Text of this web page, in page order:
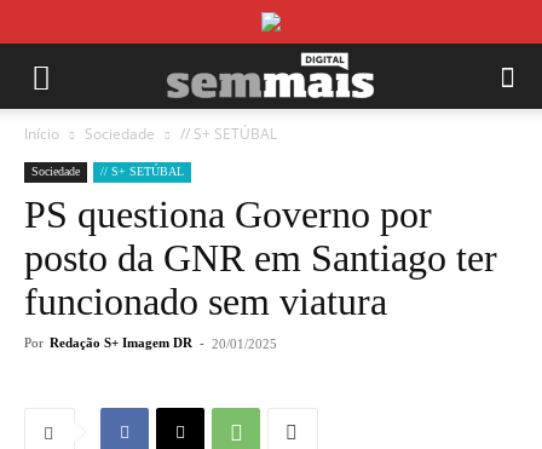
Início Sociedade // S+ SETÚBAL
Sociedade // S+ SETÚBAL
PS questiona Governo por
posto da GNR em Santiago ter
funcionado sem viatura
Por Redação S+ Imagem DR - 20/01/2025